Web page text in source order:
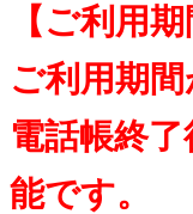
【ご利用
ご利用期
電話帳終
能です。